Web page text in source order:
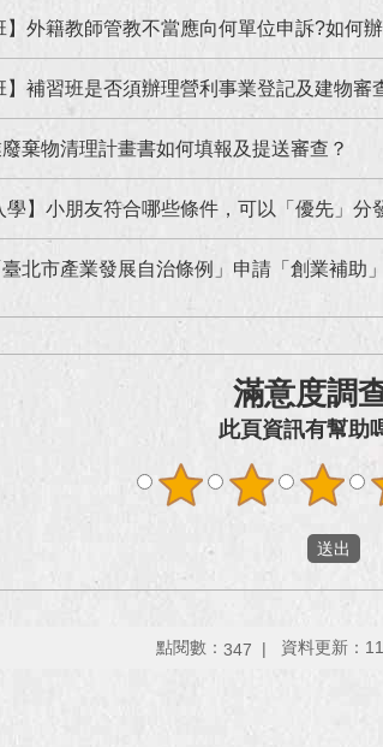
】外籍教師管教不當應向何單位申訴?如何
】補習班是否須辦理營利事業登記及建物審
棄物清理計畫書如何填報及提送審查？
學】小朋友符合哪些條件，可以「優先」分
北市產業發展自治條例」申請「創業補助」之申請
滿意度調
此頁資訊有幫助
點閱數： 347 資料更新：